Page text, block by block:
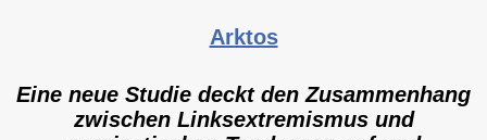
Arktos
Eine neue Studie deckt den Zusammenhang
zwischen Linksextremismus und